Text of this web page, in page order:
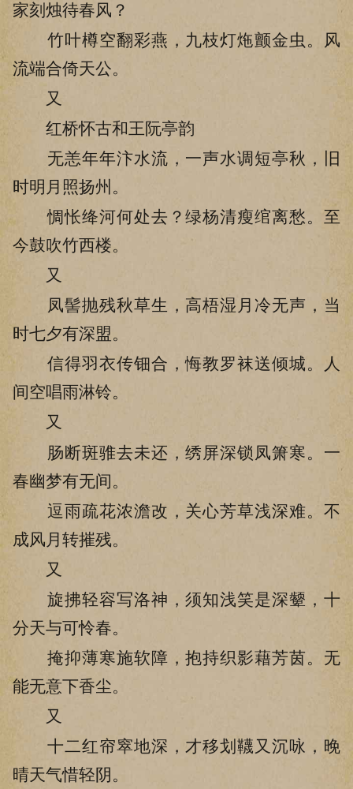
家刻烛待春风？
竹叶樽空翻彩燕，九枝灯炧颤金虫。风
流端合倚天公。
又
红桥怀古和王阮亭韵
无恙年年汴水流，一声水调短亭秋，旧
时明月照扬州。
惆怅绛河何处去？绿杨清瘦绾离愁。至
今鼓吹竹西楼。
又
凤髻抛残秋草生，高梧湿月冷无声，当
时七夕有深盟。
信得羽衣传钿合，悔教罗袜送倾城。人
间空唱雨淋铃。
又
肠断斑骓去未还，绣屏深锁凤箫寒。一
春幽梦有无间。
逗雨疏花浓澹改，关心芳草浅深难。不
成风月转摧残。
又
旋拂轻容写洛神，须知浅笑是深颦，十
分天与可怜春。
掩抑薄寒施软障，抱持织影藉芳茵。无
能无意下香尘。
又
十二红帘窣地深，才移划韈又沉咏，晚
晴天气惜轻阴。